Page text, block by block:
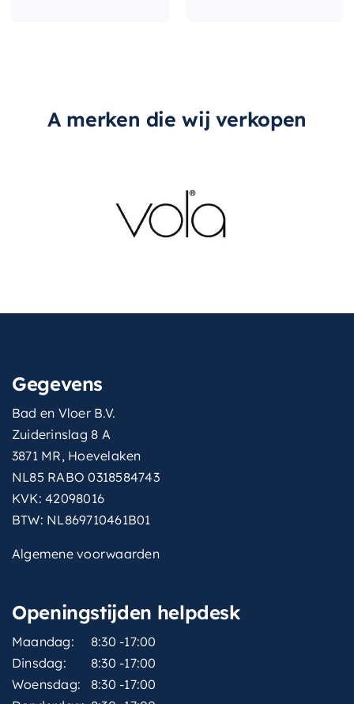
A merken die wij verkopen
Gegevens
Bad en Vloer B.V.
Zuiderinslag 8 A
3871 MR, Hoevelaken
NL85 RABO 0318584743
KVK: 42098016
BTW: NL869710461B01
Algemene voorwaarden
Openingstijden helpdesk
Maandag:
8:30 -17:00
Dinsdag:
8:30 -17:00
Woensdag:
8:30 -17:00